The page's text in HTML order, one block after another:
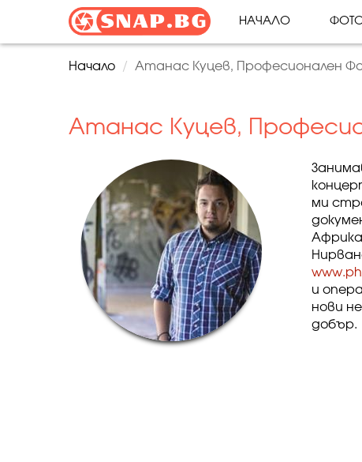
НАЧАЛО
Начало Атанас Куцев, Професионален
Атанас Куцев,
ми
и
нови
добър.